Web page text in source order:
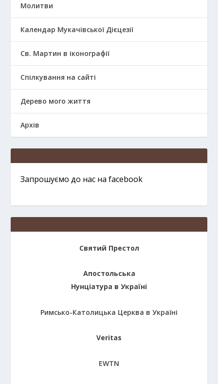
Молитви
Календар Мукачівської Дієцезії
Св. Мартин в іконографії
Спілкування на сайті
Дерево мого життя
Архів
Запрошуємо до нас на facebook
Святий Престол
Апостольська
Нунціатура в Україні
Римсько-Католицька Церква в Україні
Veritas
EWTN